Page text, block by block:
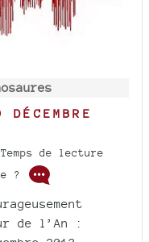
de lecture
?
de l’An :